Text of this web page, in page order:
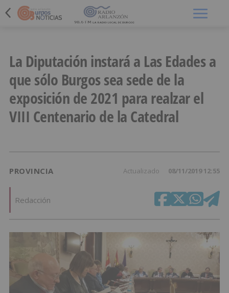
La Diputación instará a Las Edades a
que sólo Burgos sea sede de la
exposición de 2021 para realzar el
VIII Centenario de la Catedral
PROVINCIA Actualizado 08/11/2019 12:55
Redacción